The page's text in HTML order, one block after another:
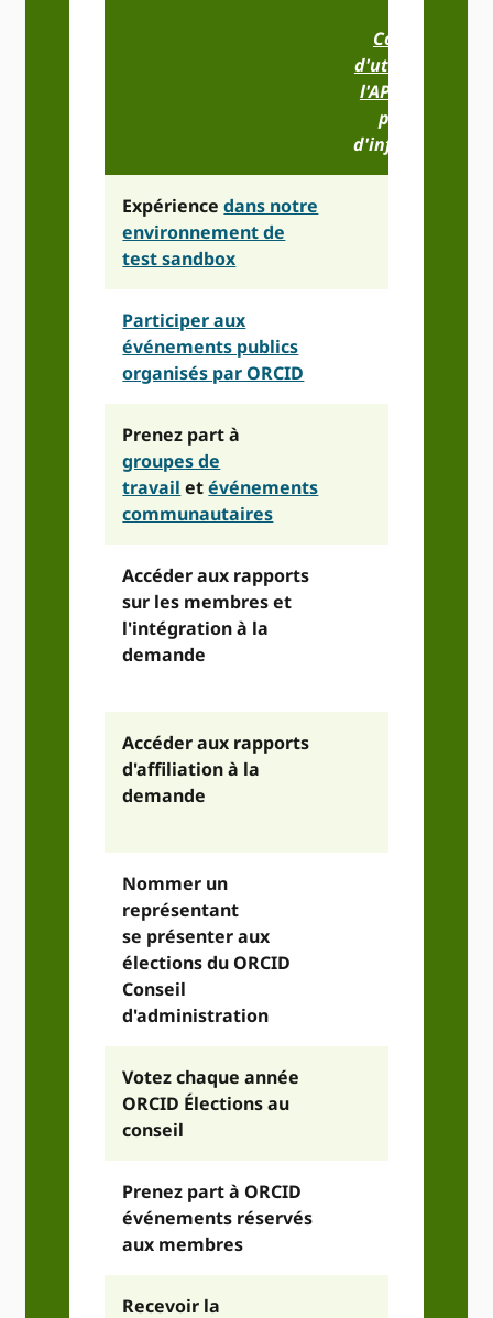
Conditions
d'utilisation de
l'API publique
pour plus
d'informations)
Expériencedans notre
environnement de
test sandbox
Participer aux
événements publics
organisés par ORCID
Prenez part à
groupes de
travail etévénements
communautaires
Accéder aux rapports
sur les membres et
l'intégration à la
demande
Accéder aux rapports
d'affiliation à la
demande
Nommer un
représentant
se présenter aux
élections du ORCID
Conseil
d'administration
Votez chaque année
ORCID Élections au
conseil
Prenez part à ORCID
événements réservés
aux membres
Recevoir la